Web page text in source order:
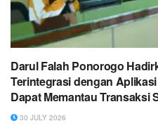
Darul Falah Ponorogo
Terintegrasi dengan
Dapat Memantau Transaksi
30 JULY 2026